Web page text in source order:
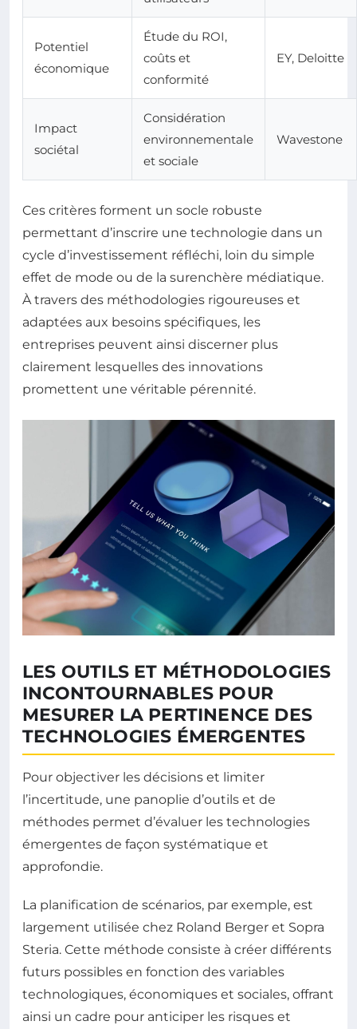
Potentiel
économique
Étude du ROI,
coûts et
conformité
EY, Deloitte
Impact
sociétal
Considération
environnementale
et sociale
Wavestone
Ces critères forment un socle robuste
permettant d’inscrire une technologie dans un
cycle d’investissement réfléchi, loin du simple
effet de mode ou de la surenchère médiatique.
À travers des méthodologies rigoureuses et
adaptées aux besoins spécifiques, les
entreprises peuvent ainsi discerner plus
clairement lesquelles des innovations
promettent une véritable pérennité.
LES OUTILS ET MÉTHODOLOGIES
INCONTOURNABLES POUR
MESURER LA PERTINENCE DES
TECHNOLOGIES ÉMERGENTES
Pour objectiver les décisions et limiter
l’incertitude, une panoplie d’outils et de
méthodes permet d’évaluer les technologies
émergentes de façon systématique et
approfondie.
La planification de scénarios, par exemple, est
largement utilisée chez Roland Berger et Sopra
Steria. Cette méthode consiste à créer différents
futurs possibles en fonction des variables
technologiques, économiques et sociales, offrant
ainsi un cadre pour anticiper les risques et